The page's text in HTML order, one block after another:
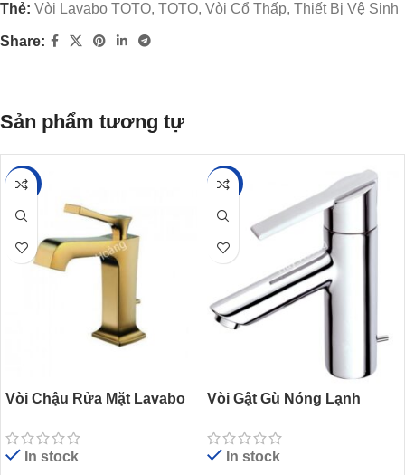
Thẻ: Vòi Lavabo TOTO, TOTO, Vòi Cổ Thấp, Thiết Bị Vệ Sinh
Share:
Sản phẩm tương tự
-18%
Vòi Chậu Rửa Mặt Lavabo
In stock
-15%
Vòi Gật Gù Nóng Lạnh
In stock